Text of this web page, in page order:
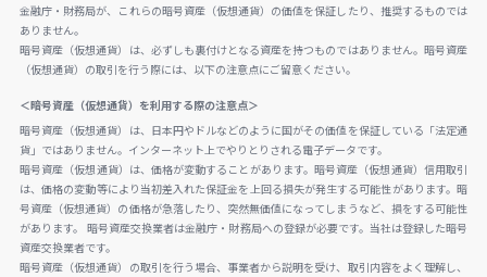
金融庁・財務局が、これらの暗号資産（仮想通貨）の価値を保証したり、推奨するものでは
ありません。
暗号資産（仮想通貨）は、必ずしも裏付けとなる資産を持つものではありません。暗号資産
（仮想通貨）の取引を行う際には、以下の注意点にご留意ください。
＜暗号資産（仮想通貨）を利用する際の注意点＞
暗号資産（仮想通貨）は、日本円やドルなどのように国がその価値を保証している「法定通
貨」ではありません。インターネット上でやりとりされる電子データです。
暗号資産（仮想通貨）は、価格が変動することがあります。暗号資産（仮想通貨）信用取引
は、価格の変動等により当初差入れた保証金を上回る損失が発生する可能性があります。暗
号資産（仮想通貨）の価格が急落したり、突然無価値になってしまうなど、損をする可能性
があります。 暗号資産交換業者は金融庁・財務局への登録が必要です。当社は登録した暗号
資産交換業者です。
暗号資産（仮想通貨）の取引を行う場合、事業者から説明を受け、取引内容をよく理解し、